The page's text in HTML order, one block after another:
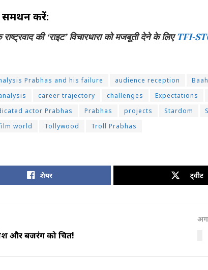
करें:
की ‘राइट’ विचारधारा को मजबूती देने के लिएTFI-
Prabhas and his failure audience reception
career trajectory challenges Expectations
actor Prabhas
Prabhas projects Stardom
world
Tollywood Troll Prabhas
शेयर ट्वीट
और बजरंग को चित!